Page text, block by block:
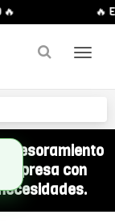
🔥
asesoramiento
con